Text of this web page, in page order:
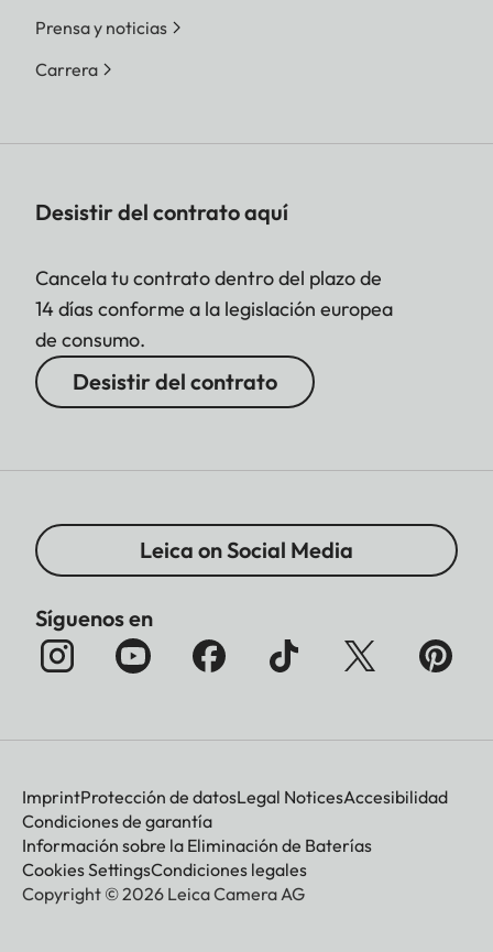
Prensa y noticias
Carrera
Desistir del contrato aquí
Cancela tu contrato dentro del plazo de
14 días conforme a la legislación europea
de consumo.
Desistir del contrato
Leica on Social Media
Síguenos en
ImprintProtección de datosLegal NoticesAccesibilidad
Condiciones de garantía
Información sobre la Eliminación de Baterías
Cookies SettingsCondiciones legales
Copyright © 2026 Leica Camera AG